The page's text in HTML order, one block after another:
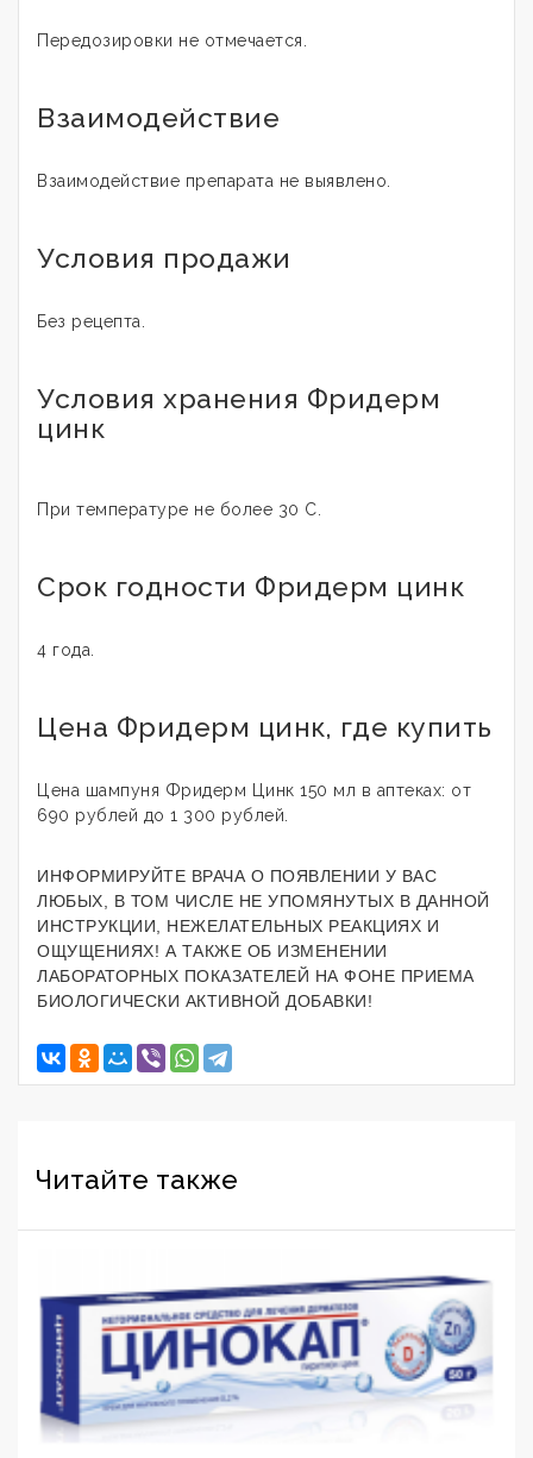
Передозировки не отмечается.
Взаимодействие
Взаимодействие препарата не выявлено.
Условия продажи
Без рецепта.
Условия хранения Фридерм
цинк
При температуре не более 30 С.
Срок годности Фридерм цинк
4 года.
Цена Фридерм цинк, где купить
Цена шампуня Фридерм Цинк 150 мл в аптеках: от
690 рублей до 1 300 рублей.
ИНФОРМИРУЙТЕ ВРАЧА О ПОЯВЛЕНИИ У ВАС
ЛЮБЫХ, В ТОМ ЧИСЛЕ НЕ УПОМЯНУТЫХ В ДАННОЙ
ИНСТРУКЦИИ, НЕЖЕЛАТЕЛЬНЫХ РЕАКЦИЯХ И
ОЩУЩЕНИЯХ! А ТАКЖЕ ОБ ИЗМЕНЕНИИ
ЛАБОРАТОРНЫХ ПОКАЗАТЕЛЕЙ НА ФОНЕ ПРИЕМА
БИОЛОГИЧЕСКИ АКТИВНОЙ ДОБАВКИ!
Читайте также